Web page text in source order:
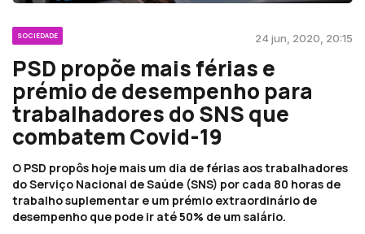
SOCIEDADE 24 jun, 2020, 20:15
PSD propõe mais férias e
prémio de desempenho para
trabalhadores do SNS que
combatem Covid-19
O PSD propôs hoje mais um dia de férias aos trabalhadores
do Serviço Nacional de Saúde (SNS) por cada 80 horas de
trabalho suplementar e um prémio extraordinário de
desempenho que pode ir até 50% de um salário.